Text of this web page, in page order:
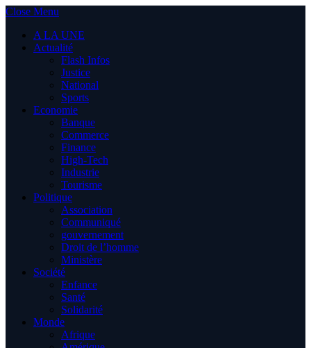
Close Menu
A LA UNE
Actualité
Flash Infos
Justice
National
Sports
Economie
Banque
Commerce
Finance
High-Tech
Industrie
Tourisme
Politique
Association
Communiqué
gouvernement
Droit de l’homme
Ministère
Société
Enfance
Santé
Solidarité
Monde
Afrique